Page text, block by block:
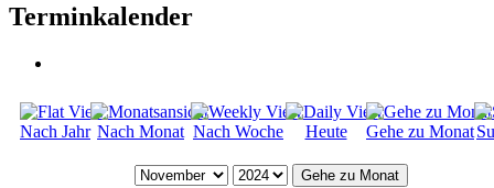
Terminkalender
Nach Jahr Nach Monat Nach Woche Heute Gehe zu Monat
Gehe zu Monat